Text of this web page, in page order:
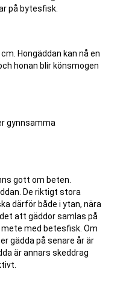
på bytesfisk.
Hongäddan kan nå en
honan blir könsmogen
gynnsamma
gott om beten.
De riktigt stora
därför både i ytan, nära
att gäddor samlas på
med betesfisk. Om
gädda på senare år är
är annars skeddrag